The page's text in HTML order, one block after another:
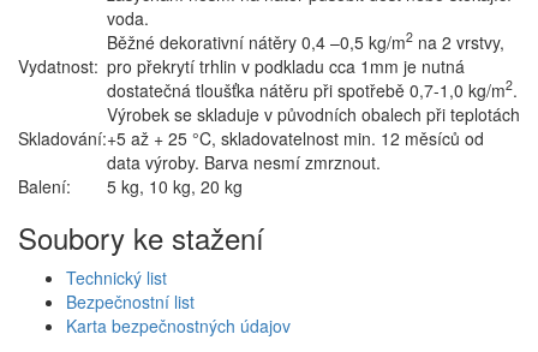
voda.
Vydatnost:
Běžné dekorativní nátěry 0,4 –0,5 kg/m2 na 2 vrstvy,
pro překrytí trhlin v podkladu cca 1mm je nutná
dostatečná tloušťka nátěru při spotřebě 0,7-1,0 kg/m2.
Skladování:
Výrobek se skladuje v původních obalech při teplotách
+5 až + 25 °C, skladovatelnost min. 12 měsíců od
data výroby. Barva nesmí zmrznout.
Balení:
5 kg, 10 kg, 20 kg
Soubory ke stažení
Technický list
Bezpečnostní list
Karta bezpečnostných údajov